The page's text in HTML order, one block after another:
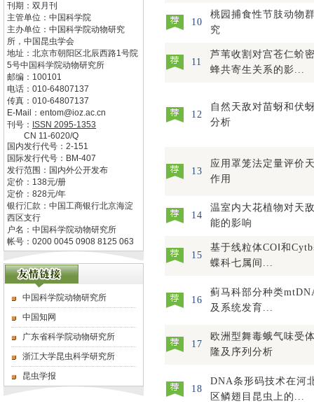
刊期：双月刊
主管单位： 中国科学院
主办单位： 中国科学院动物研究
所，中国昆虫学会
地址： 北京市朝阳区北辰西路1号院
5号中国科学院动物研究所
邮编： 100101
电话： 010-64807137
传真： 010-64807137
E-Mail： entom@ioz.ac.cn
刊号： ISSN 2095-1353
CN 11-6020/Q
国内发行代号： 2-151
国际发行代号： BM-407
发行范围：国内外公开发布
定价： 138元/册
定价： 828元/年
银行汇款：中国工商银行北京海淀
西区支行
户名：中国科学院动物研究所
帐号：0200 0045 0908 8125 063
中国科学院动物研究所
中国知网
广东省科学院动物研究所
浙江大学昆虫科学研究所
昆虫学报
10
桃园捕食性节肢动物
究
11
芦苇收割对宫苍仁蚧
蜂共寄生关系的影...
12
自然天敌对苗蚜和伏
分析
13
应用罩笼法定量评价
作用
14
温室内大花植物对天
能的影响
15
基于线粒体COⅠ和
蝶科七属间...
16
蓟马科部分种类
及系统发育...
17
欧洲型舞毒蛾气味受
隆及序列分析
18
DNA条形码技术在河
区鳞翅目昆虫上的...